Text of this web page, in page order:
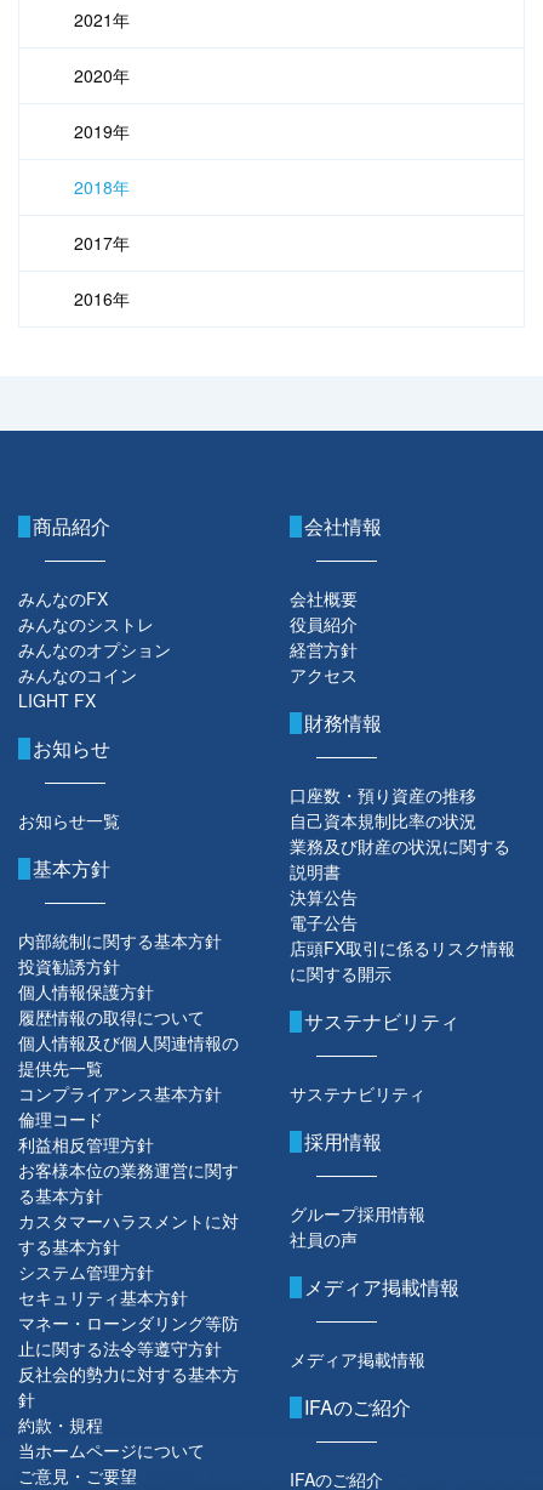
2021年
2020年
2019年
2018年
2017年
2016年
商品紹介
みんなのFX
みんなのシストレ
みんなのオプション
みんなのコイン
LIGHT FX
お知らせ
お知らせ一覧
会社情報
会社概要
役員紹介
経営方針
アクセス
財務情報
口座数・預り資産の推移
自己資本規制比率の状況
業務及び財産の状況に関する
説明書
決算公告
電子公告
店頭FX取引に係るリスク情報
に関する開示
基本方針
内部統制に関する基本方針
投資勧誘方針
個人情報保護方針
履歴情報の取得について
個人情報及び個人関連情報の
提供先一覧
コンプライアンス基本方針
倫理コード
利益相反管理方針
お客様本位の業務運営に関す
る基本方針
カスタマーハラスメントに対
する基本方針
システム管理方針
セキュリティ基本方針
マネー・ローンダリング等防
止に関する法令等遵守方針
反社会的勢力に対する基本方
針
約款・規程
当ホームページについて
ご意見・ご要望
サステナビリティ
サステナビリティ
採用情報
グループ採用情報
社員の声
メディア掲載情報
メディア掲載情報
IFAのご紹介
IFAのご紹介